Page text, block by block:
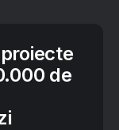
de